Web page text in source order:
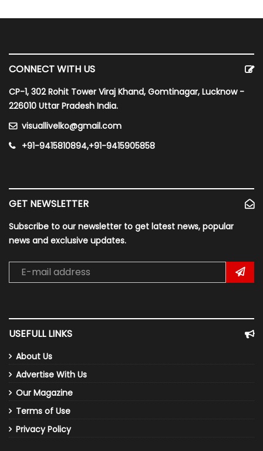
CONNECT WITH US
CP-1, 302 Rohit Tower Viraj Khand, Gomtinagar, Lucknow -
226010 Uttar Pradesh India.
visuallivelko@gmail.com
+91-9415810894,+91-9415905858
GET NEWSLETTER
Subscribe to our newsletter to get latest news, popular
news and exclusive updates.
USEFULL LINKS
About Us
Advertise With Us
Our Magazine
Terms of Use
Privacy Policy